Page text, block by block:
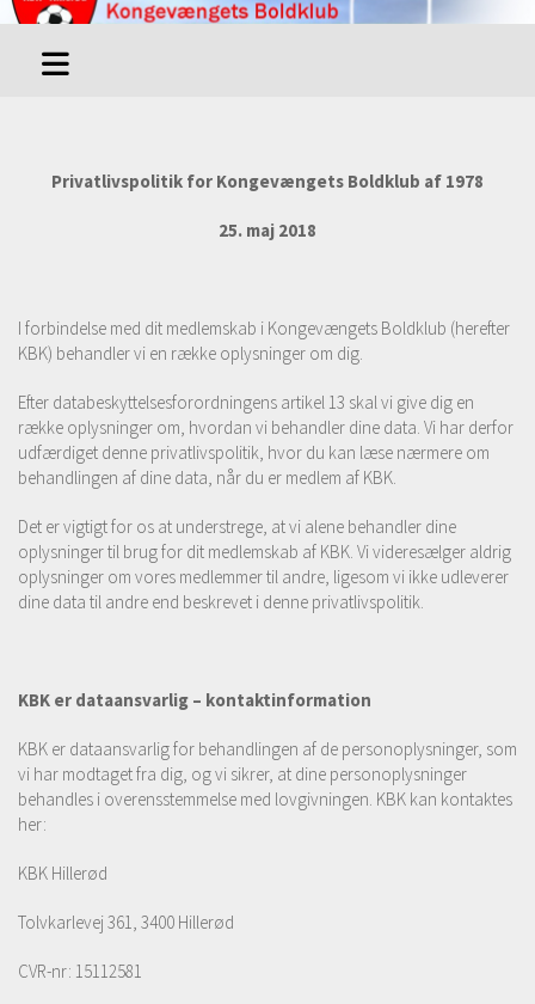
Privatlivspolitik for Kongevængets Boldklub af 1978
25. maj 2018
I forbindelse med dit medlemskab i Kongevængets Boldklub (herefter
KBK) behandler vi en række oplysninger om dig.
Efter databeskyttelsesforordningens artikel 13 skal vi give dig en
række oplysninger om, hvordan vi behandler dine data. Vi har derfor
udfærdiget denne privatlivspolitik, hvor du kan læse nærmere om
behandlingen af dine data, når du er medlem af KBK.
Det er vigtigt for os at understrege, at vi alene behandler dine
oplysninger til brug for dit medlemskab af KBK. Vi videresælger aldrig
oplysninger om vores medlemmer til andre, ligesom vi ikke udleverer
dine data til andre end beskrevet i denne privatlivspolitik.
KBK er dataansvarlig – kontaktinformation
KBK er dataansvarlig for behandlingen af de personoplysninger, som
vi har modtaget fra dig, og vi sikrer, at dine personoplysninger
behandles i overensstemmelse med lovgivningen. KBK kan kontaktes
her:
KBK Hillerød
Tolvkarlevej 361, 3400 Hillerød
CVR-nr: 15112581